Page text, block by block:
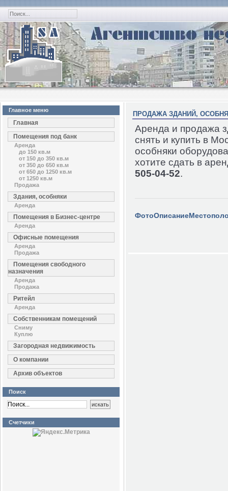
Главное меню
Главная
Помещения под банк
Аренда
до 150 кв.м
от 150 до 350 кв.м
от 350 до 650 кв.м
от 650 до 1250 кв.м
от 1250 кв.м
Продажа
Здания, особняки
Аренда
Помещения в Бизнес-центре
Аренда
Офисные помещения
Аренда
Продажа
Помещения свободного
назначения
Аренда
Продажа
Ритейл
Аренда
Собственникам помещений
Сниму
Куплю
Загородная недвижимость
О компании
Архив объектов
Поиск
Счетчики
ПРОДАЖА ЗДАНИЙ,
Аренда и продажа
снять и купить в
особняки
хотите сдать в
505-04-52.
ФотоОписание